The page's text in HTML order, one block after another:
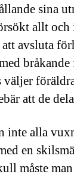
sina
allt
avsluta
att de
inte alla
en
måste